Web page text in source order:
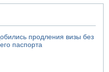
продления визы без
паспорта